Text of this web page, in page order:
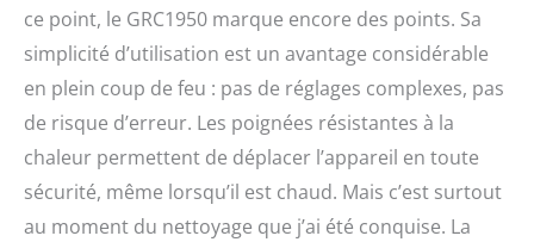
ce point, le GRC1950 marque encore des points. Sa
simplicité d’utilisation est un avantage considérable
en plein coup de feu : pas de réglages complexes, pas
de risque d’erreur. Les poignées résistantes à la
chaleur permettent de déplacer l’appareil en toute
sécurité, même lorsqu’il est chaud. Mais c’est surtout
au moment du nettoyage que j’ai été conquise. La